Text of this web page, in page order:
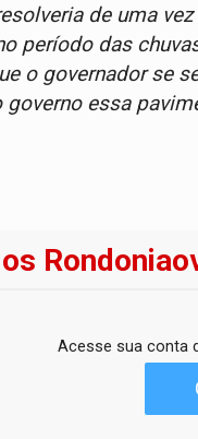
de uma
período das
o governador se
essa
Acesse sua conta